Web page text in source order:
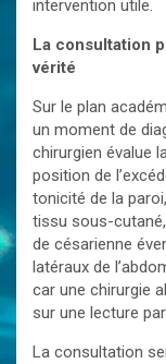
intervention utile.
La consultation
vérité
Sur le plan
un moment de
chirurgien évalue
position de
tonicité de la
tissu sous-cutané,
de césarienne
latéraux de
car une chirurgie
sur une lecture
La consultation